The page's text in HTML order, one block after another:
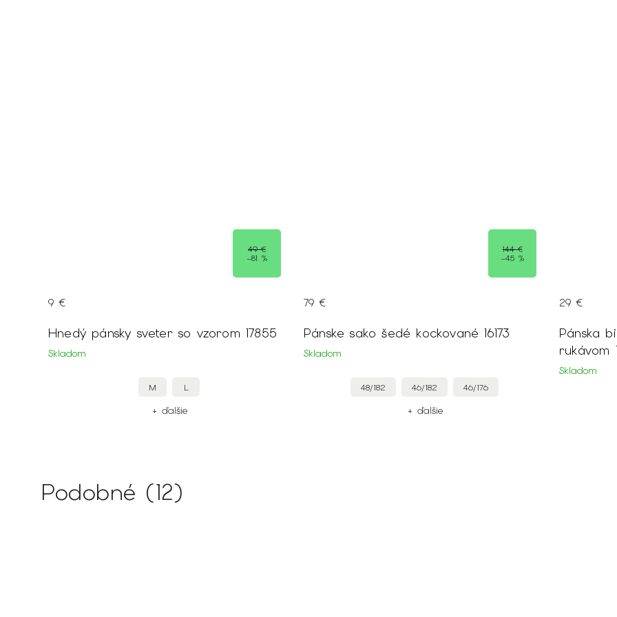
49 €
–81 %
Hnedý pánsky sveter so vzorom 17855
Skladom
9 €
M L
+ ďalšie
144 €
–45 %
Pánske sako šedé kockované 16173
Skladom
79 €
48/182 46/182 46/176
+ ďalšie
Pánska
rukávom
Skladom
29 €
Podobné (12)